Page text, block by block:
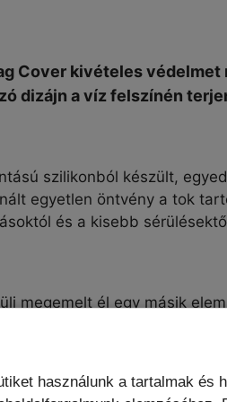
használunk a tartalmak és
Cover kivételes
dizájn a víz felszínén
szilikonból készült,
egyetlen öntvény a tok
és a kisebb
megemelt él egy másik
technológia